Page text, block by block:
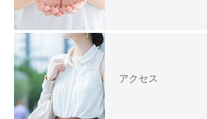
アクセス